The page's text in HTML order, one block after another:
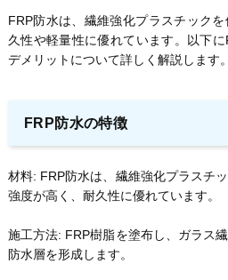
FRP防水は、繊維強化プラスチック
久性や軽量性に優れています。以下に
デメリットについて詳しく解説します。
FRP防水の特徴
材料: FRP防水は、繊維強化プラスチ
強度が高く、耐久性に優れています。
施工方法: FRP樹脂を塗布し、ガラス
防水層を形成します。